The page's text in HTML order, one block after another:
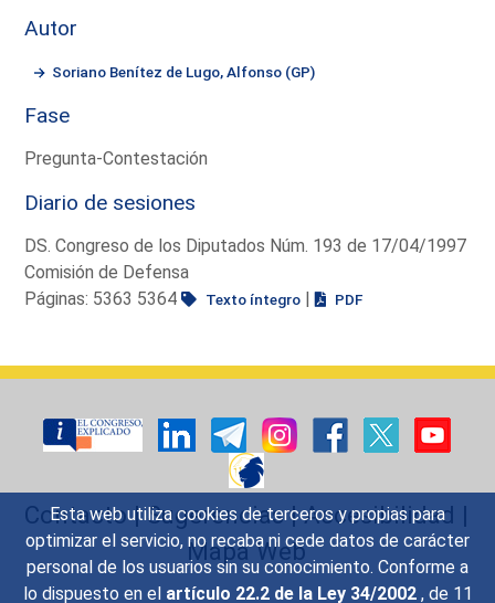
Esta web utiliza cookies de terceros y propias para
optimizar el servicio, no recaba ni cede datos de carácter
personal de los usuarios sin su conocimiento. Conforme a
lo dispuesto en el artículo 22.2 de la Ley 34/2002 , de 11
Autor
Soriano Benítez de Lugo, Alfonso (GP)
Fase
Pregunta-Contestación
Diario de sesiones
DS. Congreso de los Diputados Núm. 193 de 17/04/1997
Comisión de Defensa
Páginas: 5363 5364
Texto íntegro | PDF
Contacto|Sugerencias|Accesibilidad |
Mapa Web